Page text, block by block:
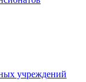
учреждений